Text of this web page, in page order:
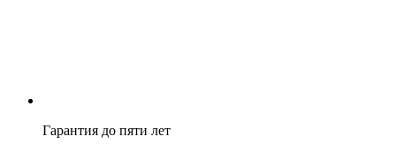
Гарантия до пяти лет